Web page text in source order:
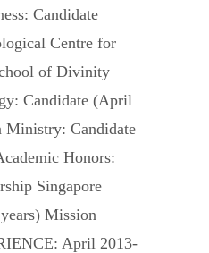
Candidate
Centre for
of Divinity
Candidate (April
Ministry: Candidate
Honors:
Singapore
Mission
April 2013-